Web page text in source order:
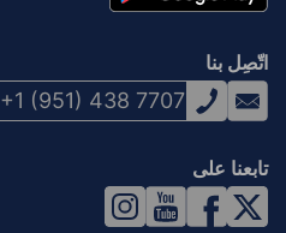
اتّصِل بنا
+1 (951) 438 7707
تابعنا على